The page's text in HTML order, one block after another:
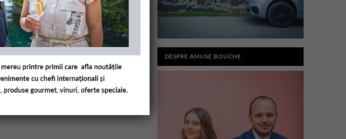
DESPRE AMUSE BOUCHE